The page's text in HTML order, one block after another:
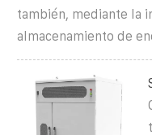
también, mediante la
almacenamiento de